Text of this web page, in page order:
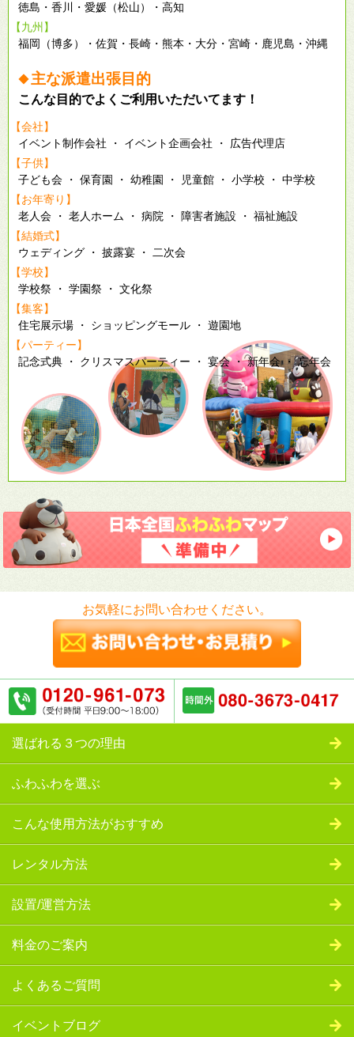
徳島・香川・愛媛（松山）・高知
【九州】
福岡（博多）・佐賀・長崎・熊本・大分・宮崎・鹿児島・沖縄
◆主な派遣出張目的
こんな目的でよくご利用いただいてます！
【会社】
イベント制作会社 ・ イベント企画会社 ・ 広告代理店
【子供】
子ども会 ・ 保育園 ・ 幼稚園 ・ 児童館 ・ 小学校 ・ 中学校
【お年寄り】
老人会 ・ 老人ホーム ・ 病院 ・ 障害者施設 ・ 福祉施設
【結婚式】
ウェディング ・ 披露宴 ・ 二次会
【学校】
学校祭 ・ 学園祭 ・ 文化祭
【集客】
住宅展示場 ・ ショッピングモール ・ 遊園地
【パーティー】
記念式典 ・ クリスマスパーティー ・ 宴会 ・ 新年会 ・ 忘年会
お気軽にお問い合わせください。
選ばれる３つの理由
ふわふわを選ぶ
こんな使用方法がおすすめ
レンタル方法
設置/運営方法
料金のご案内
よくあるご質問
イベントブログ